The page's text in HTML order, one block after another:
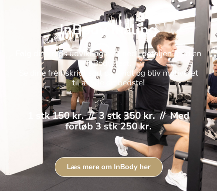
InBody måling
Følg din krops udvikling helt ned i detaljen med en
InBody-test.
Se dine fremskridt sort på hvidt og bliv motiveret
til at yde dit bedste!
1 stk 150 kr. // 3 stk 350 kr. // Med
forløb 3 stk 250 kr.
Læs mere om InBody her